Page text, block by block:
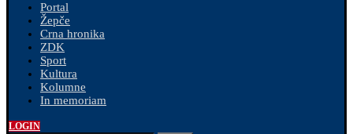
Portal
Žepče
Crna hronika
ZDK
Sport
Kultura
Kolumne
In memoriam
LOGIN